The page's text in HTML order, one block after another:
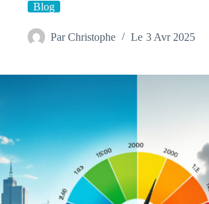
Blog
Par Christophe Le 3 Avr 2025